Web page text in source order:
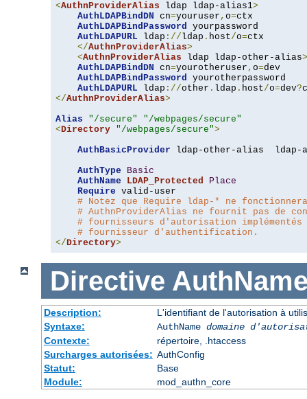
<AuthnProviderAlias ldap ldap-alias1>
AuthLDAPBindDN cn=youruser , o=ctx
AuthLDAPBindPassword yourpassword
AuthLDAPURL ldap ://ldap . host/o=ctx
</AuthnProviderAlias>
<AuthnProviderAlias ldap ldap-other-alias>
AuthLDAPBindDN cn=yourotheruser , o=dev
AuthLDAPBindPassword yourotherpassword
AuthLDAPURL ldap ://other . ldap . host/o=dev?
</AuthnProviderAlias>
Alias
"/secure"
"/webpages/secure"
<Directory "/webpages/secure">
AuthBasicProvider ldap-other-alias  ldap-
AuthType
Basic
AuthName
LDAP_Protected
Place
Require valid-user
# Notez que Require ldap-* ne
# AuthnProviderAlias ne fournit pas de
# fournisseurs d'autorisation implémentés
# fournisseur d'authentification.
</Directory>
Directive
Description:
L'identifiant de l'autorisation à
Syntaxe:
AuthName domaine
Contexte:
répertoire, .htaccess
Surcharges autorisées: AuthConfig
Statut:
Base
Module:
mod_authn_core